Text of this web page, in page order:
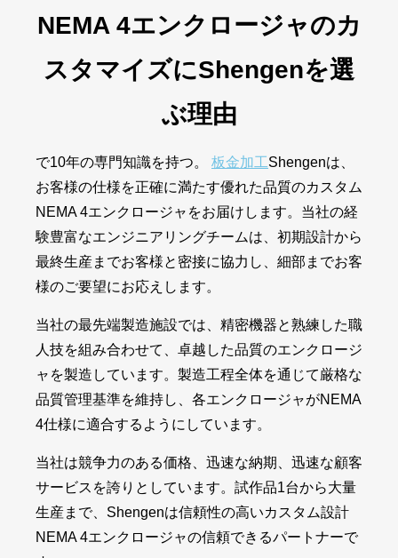
NEMA 4エンクロージャのカ
スタマイズにShengenを選
ぶ理由
で10年の専門知識を持つ。 板金加工Shengenは、
お客様の仕様を正確に満たす優れた品質のカスタム
NEMA 4エンクロージャをお届けします。当社の経
験豊富なエンジニアリングチームは、初期設計から
最終生産までお客様と密接に協力し、細部までお客
様のご要望にお応えします。
当社の最先端製造施設では、精密機器と熟練した職
人技を組み合わせて、卓越した品質のエンクロージ
ャを製造しています。製造工程全体を通じて厳格な
品質管理基準を維持し、各エンクロージャがNEMA
4仕様に適合するようにしています。
当社は競争力のある価格、迅速な納期、迅速な顧客
サービスを誇りとしています。試作品1台から大量
生産まで、Shengenは信頼性の高いカスタム設計
NEMA 4エンクロージャの信頼できるパートナーで